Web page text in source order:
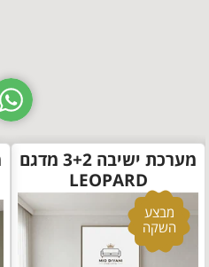
מערכת ישיבה 3+2 מדגם
LEOPARD
מבצע
השקה